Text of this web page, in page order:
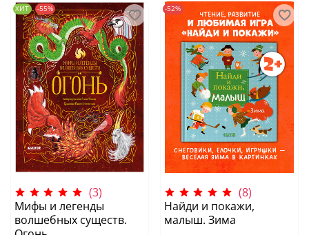
ХИТ -55%
(3)
Мифы и легенды
волшебных существ.
-52%
(8)
Найди и покажи,
малыш. Зима